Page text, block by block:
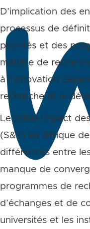
D’implication des
processus de
priorités et des
matière de
à l’innovation
recherche et le
Le faible impact
(S&T) en Afrique
différences entre
manque de
programmes de
d’échanges et de
universités et les